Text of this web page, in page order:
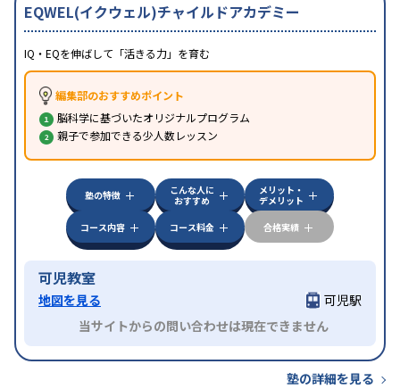
EQWEL(イクウェル)チャイルドアカデミー
IQ・EQを伸ばして「活きる力」を育む
編集部のおすすめポイント
脳科学に基づいたオリジナルプログラム
親子で参加できる少人数レッスン
塾の特徴
こんな人に
おすすめ
メリット・
デメリット
コース内容
コース料金 合格実績
可児教室
地図を見る
可児駅
当サイトからの問い合わせは現在できません
塾の詳細を見る